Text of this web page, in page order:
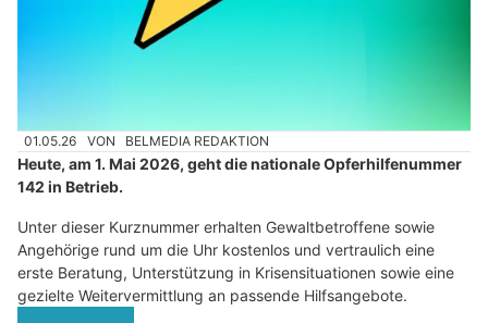
01.05.26 VON BELMEDIA REDAKTION
Heute, am 1. Mai 2026, geht die nationale Opferhilfenummer
142 in Betrieb.
Unter dieser Kurznummer erhalten Gewaltbetroffene sowie
Angehörige rund um die Uhr kostenlos und vertraulich eine
erste Beratung, Unterstützung in Krisensituationen sowie eine
gezielte Weitervermittlung an passende Hilfsangebote.